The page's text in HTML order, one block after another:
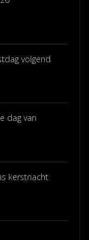
volgend
dag van
kerstnacht